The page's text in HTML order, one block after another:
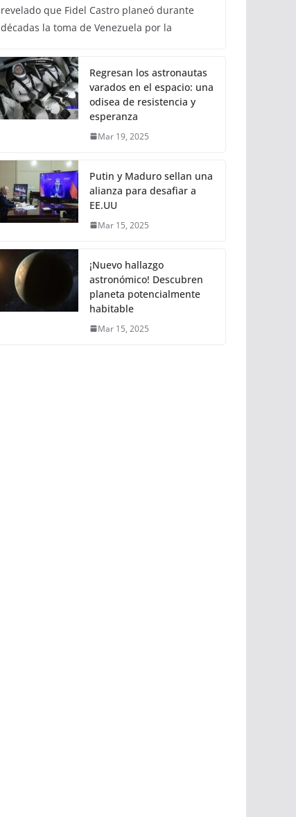
revelado que Fidel Castro planeó durante
décadas la toma de Venezuela por la
Regresan los astronautas
varados en el espacio: una
odisea de resistencia y
esperanza
Mar 19, 2025
Putin y Maduro sellan una
alianza para desafiar a
EE.UU
Mar 15, 2025
¡Nuevo hallazgo
astronómico! Descubren
planeta potencialmente
habitable
Mar 15, 2025